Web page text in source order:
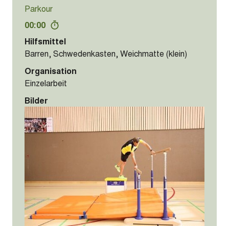
Parkour
00:00
Hilfsmittel
Barren, Schwedenkasten, Weichmatte (klein)
Organisation
Einzelarbeit
Bilder